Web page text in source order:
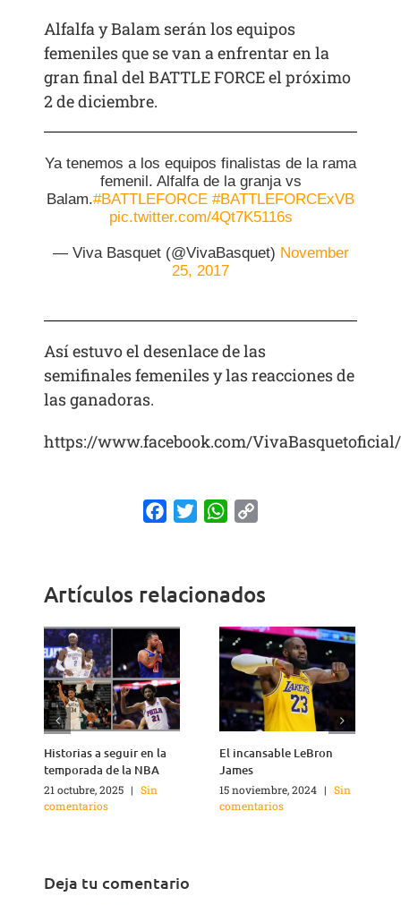
Alfalfa y Balam serán los equipos
femeniles que se van a enfrentar en la
gran final del BATTLE FORCE el próximo
2 de diciembre.
Ya tenemos a los equipos finalistas de la rama
femenil. Alfalfa de la granja vs
Balam.#BATTLEFORCE #BATTLEFORCExVB
pic.twitter.com/4Qt7K5116s
— Viva Basquet (@VivaBasquet) November
25, 2017
Así estuvo el desenlace de las
semifinales femeniles y las reacciones de
las ganadoras.
https://www.facebook.com/
FacebookTwitterWhatsApp
Artículos relacionados
Historias a seguir en la
temporada de la NBA
21 octubre, 2025 | Sin
comentarios
El incansable LeBron
James
15 noviembre, 2024 | Sin
comentarios
Deja tu comentario